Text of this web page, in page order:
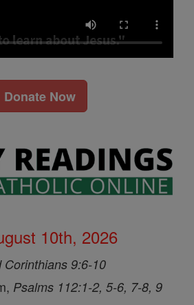
Donate Now
10th, 2026
Corinthians 9:6-10
Psalms 112:1-2, 5-6, 7-8, 9